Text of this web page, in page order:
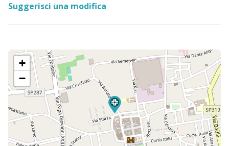
Suggerisci una modifica
+
−